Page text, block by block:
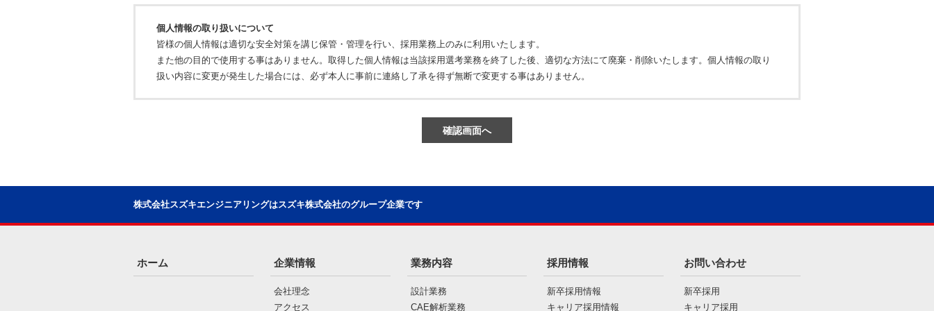
個人情報の取り扱いについて
皆様の個人情報は適切な安全対策を講じ保管・管理を行い、採用業務上のみに利用いたします。
また他の目的で使用する事はありません。取得した個人情報は当該採用選考業務を終了した後、適切な方法にて廃棄・削除いたします。個人情報の取り
扱い内容に変更が発生した場合には、必ず本人に事前に連絡し了承を得ず無断で変更する事はありません。
株式会社スズキエンジニアリングはスズキ株式会社のグループ企業です
ホーム 企業情報
会社理念
アクセス
業務内容
設計業務
CAE解析業務
採用情報
新卒採用情報
キャリア採用情報
お問い合わせ
新卒採用
キャリア採用